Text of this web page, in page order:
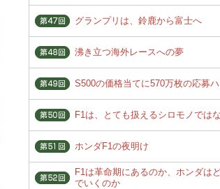
グランプリは、鈴鹿から富士へ
沸き立つ海外レースへの夢
S500の価格当てに570万枚の応募
F1は、とても扱えるシロモノでは
ホンダF1の夜明け
F1は革命期にあるのか、ホンダは
でいくのか